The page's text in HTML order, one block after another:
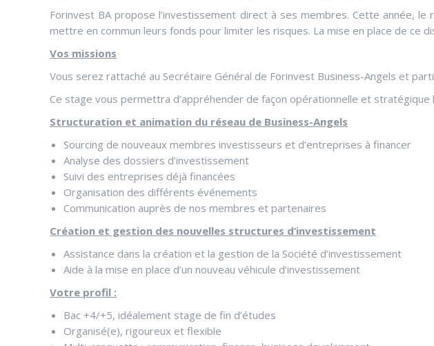
Forinvest BA propose l’investissement direct à ses membres. Cette année,
mettre en commun leurs fonds pour limiter les risques. La mise en place de ce
Vos missions
Vous serez rattaché au Secrétaire Général de Forinvest Business-Angels et
Ce stage vous permettra d’appréhender de façon opérationnelle et
Structuration et animation du réseau de Business-Angels
Sourcing de nouveaux membres investisseurs et d’entreprises à financer
Analyse des dossiers d’investissement
Suivi des entreprises déjà financées
Organisation des différents événements
Communication auprès de nos membres et partenaires
Création et gestion des nouvelles structures d’investissement
Assistance dans la création et la gestion de la Société d’investissement
Aide à la mise en place d’un nouveau véhicule d’investissement
Votre profil :
Bac +4/+5, idéalement stage de fin d’études
Organisé(e), rigoureux et flexible